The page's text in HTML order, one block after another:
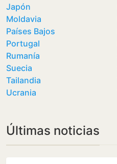
Japón
Moldavia
Países Bajos
Portugal
Rumanía
Suecia
Tailandia
Ucrania
Últimas noticias